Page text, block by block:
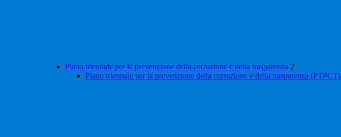
Piano triennale per la prevenzione della corruzione e della trasparenza 2
Piano triennale per la prevenzione della corruzione e della trasparenza (PTPCT)